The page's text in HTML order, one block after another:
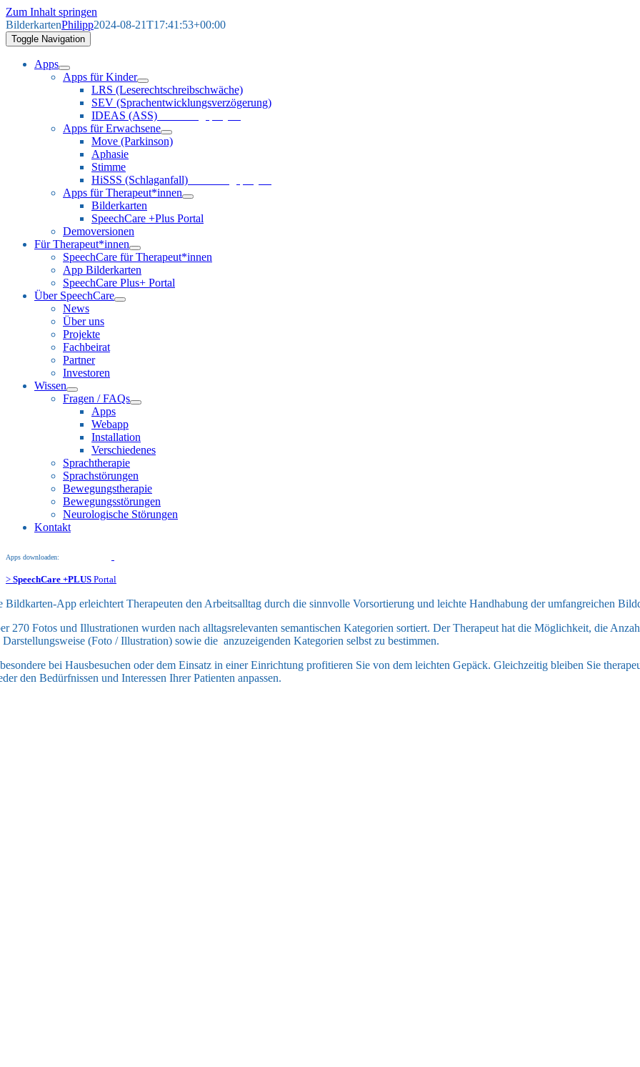
Zum Inhalt springen
Toggle Navigation
Apps
Apps für Kinder
LRS (Leserechtschreibschwäche)
SEV (Sprachentwicklungsverzögerung)
IDEAS (ASS)
Apps für Erwachsene
Move (Parkinson)
Aphasie
Stimme
HiSSS (Schlaganfall)
Apps für Therapeut*innen
Bilderkarten
SpeechCare +Plus Portal
Demoversionen
Für Therapeut*innen
SpeechCare für Therapeut*innen
App Bilderkarten
SpeechCare Plus+ Portal
Über SpeechCare
News
Über uns
Projekte
Fachbeirat
Partner
Investoren
Wissen
Fragen / FAQs
Apps
Webapp
Installation
Verschiedenes
Sprachtherapie
Sprachstörungen
Bewegungstherapie
Bewegungsstörungen
Neurologische Störungen
Kontakt
Apps downloaden:
> SpeechCare +PLUS Portal
BilderkartenPhilipp2024-08-21T17:41:53+00:00
Bildkarten-App erleichtert Therapeuten den Arbeitsalltag durch die sinnvolle Vorsortierung und leichte Handhabung der umfangreichen
270 Fotos und Illustrationen wurden nach alltagsrelevanten semantischen Kategorien sortiert. Der Therapeut hat die Möglichkeit, die
Darstellungsweise (Foto / Illustration) sowie die anzuzeigenden Kategorien selbst zu bestimmen.
bei Hausbesuchen oder dem Einsatz in einer Einrichtung profitieren Sie von dem leichten Gepäck. Gleichzeitig bleiben Sie
den Bedürfnissen und Interessen Ihrer Patienten anpassen.